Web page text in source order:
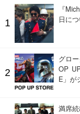
『
日に
グロ
OP
E」が
満席